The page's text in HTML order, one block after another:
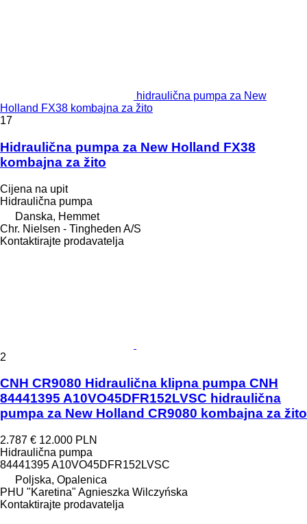
hidraulična pumpa za New
Holland FX38 kombajna za žito
17
Hidraulična pumpa za New Holland FX38
kombajna za žito
Cijena na upit
Hidraulična pumpa
Danska, Hemmet
Chr. Nielsen - Tingheden A/S
Kontaktirajte prodavatelja
2
CNH CR9080 Hidraulična klipna pumpa CNH
84441395 A10VO45DFR152LVSC hidraulična
pumpa za New Holland CR9080 kombajna za žito
2.787 € 12.000 PLN
Hidraulična pumpa
84441395 A10VO45DFR152LVSC
Poljska, Opalenica
PHU "Karetina" Agnieszka Wilczyńska
Kontaktirajte prodavatelja